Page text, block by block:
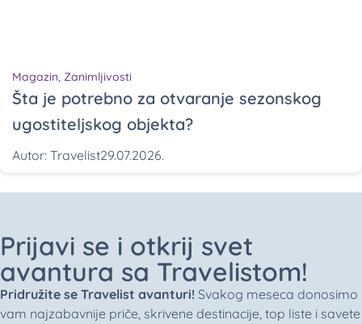
Magazin, Zanimljivosti
Šta je potrebno za otvaranje sezonskog
ugostiteljskog objekta?
Autor: Travelist29.07.2026.
Prijavi se i otkrij svet
avantura sa Travelistom!
Pridružite se Travelist avanturi! Svakog meseca donosimo
vam najzabavnije priče, skrivene destinacije, top liste i savete